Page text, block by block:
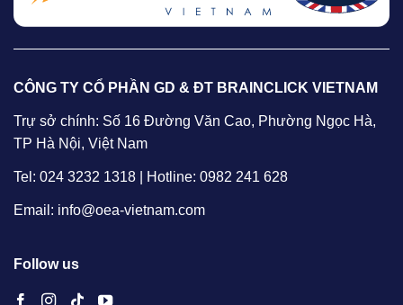
CÔNG TY CỔ PHẦN GD & ĐT BRAINCLICK VIETNAM
Trự sở chính: Số 16 Đường Văn Cao, Phường Ngọc Hà,
TP Hà Nội, Việt Nam
Tel: 024 3232 1318 | Hotline: 0982 241 628
Email: info@oea-vietnam.com
Follow us